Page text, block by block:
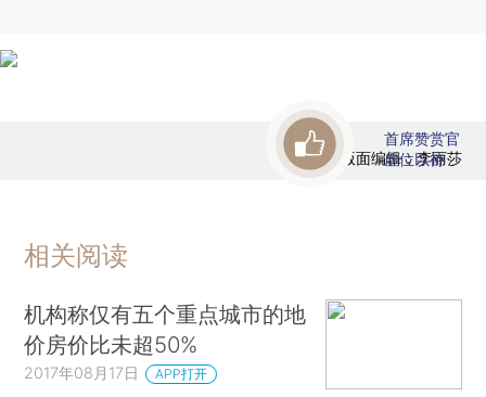
版面编辑：李丽莎
首席赞赏官
虚位以待
相关阅读
机构称仅有五个重点城市的地
价房价比未超50%
2017年08月17日 APP打开